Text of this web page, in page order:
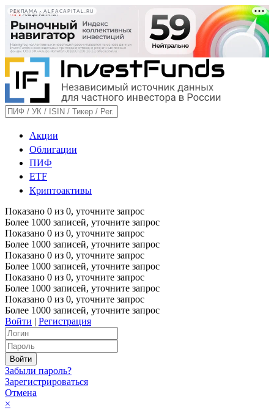
РЕКЛАМА • ALFACAPITAL.RU
Акции
Облигации
ПИФ
ETF
Криптоактивы
Показано 0 из 0, уточните запрос
Более 1000 записей, уточните запрос
Показано 0 из 0, уточните запрос
Более 1000 записей, уточните запрос
Показано 0 из 0, уточните запрос
Более 1000 записей, уточните запрос
Показано 0 из 0, уточните запрос
Более 1000 записей, уточните запрос
Показано 0 из 0, уточните запрос
Более 1000 записей, уточните запрос
Войти | Регистрация
Забыли пароль?
Зарегистрироваться
Отмена
×